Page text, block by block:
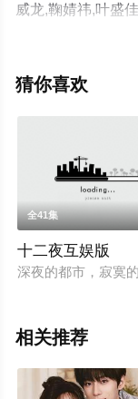
威龙,鞠婧祎,叶盛
郑合惠子,赵华为,
删减完整版电视剧
猜你喜欢
全41集
十二夜互娱版
深夜的都市，寂寞
相关推荐